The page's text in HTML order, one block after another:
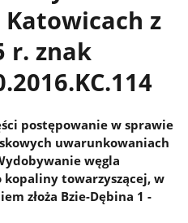
z
r. znak
postępowanie w sprawie
uwarunkowaniach
węgla
towarzyszącej, w
złoża Bzie-Dębina 1 -